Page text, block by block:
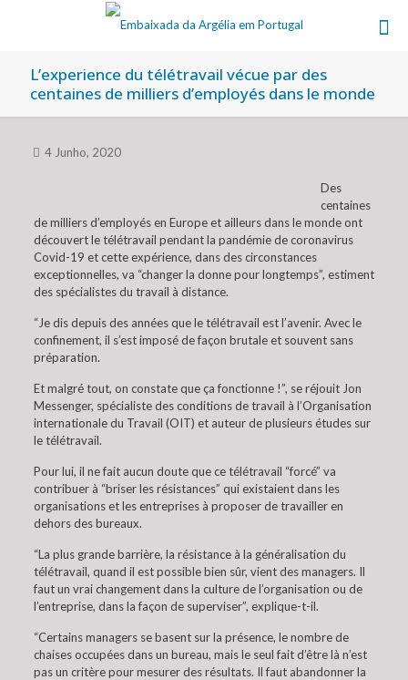
L’experience du télétravail vécue par des
centaines de milliers d’employés dans le monde
4 Junho, 2020
Des
centaines
de milliers d’employés en Europe et ailleurs dans le monde ont
découvert le télétravail pendant la pandémie de coronavirus
Covid-19 et cette expérience, dans des circonstances
exceptionnelles, va “changer la donne pour longtemps”, estiment
des spécialistes du travail à distance.
“Je dis depuis des années que le télétravail est l’avenir. Avec le
confinement, il s’est imposé de façon brutale et souvent sans
préparation.
Et malgré tout, on constate que ça fonctionne !”, se réjouit Jon
Messenger, spécialiste des conditions de travail à l’Organisation
internationale du Travail (OIT) et auteur de plusieurs études sur
le télétravail.
Pour lui, il ne fait aucun doute que ce télétravail “forcé” va
contribuer à “briser les résistances” qui existaient dans les
organisations et les entreprises à proposer de travailler en
dehors des bureaux.
“La plus grande barrière, la résistance à la généralisation du
télétravail, quand il est possible bien sûr, vient des managers. Il
faut un vrai changement dans la culture de l’organisation ou de
l’entreprise, dans la façon de superviser”, explique-t-il.
“Certains managers se basent sur la présence, le nombre de
chaises occupées dans un bureau, mais le seul fait d’être là n’est
pas un critère pour mesurer des résultats. Il faut abandonner la